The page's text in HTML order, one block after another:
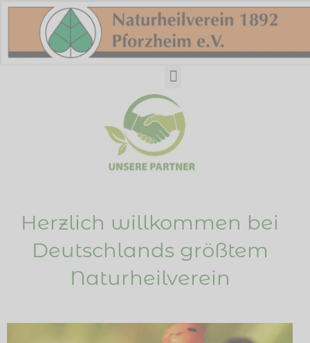
Zum
springen
Herzlich willkommen bei
Deutschlands größtem
Naturheilverein